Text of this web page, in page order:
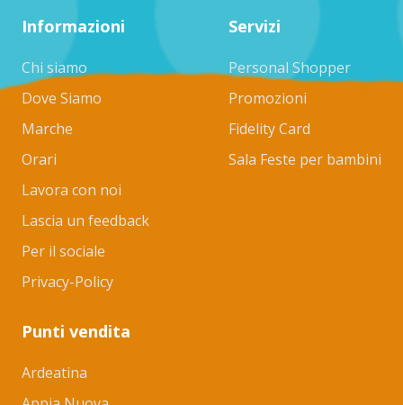
Informazioni
Chi siamo
Dove Siamo
Marche
Orari
Lavora con noi
Lascia un feedback
Per il sociale
Privacy-Policy
Servizi
Personal Shopper
Promozioni
Fidelity Card
Sala Feste per bambini
Punti vendita
Ardeatina